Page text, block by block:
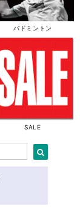
バドミントン
SALE